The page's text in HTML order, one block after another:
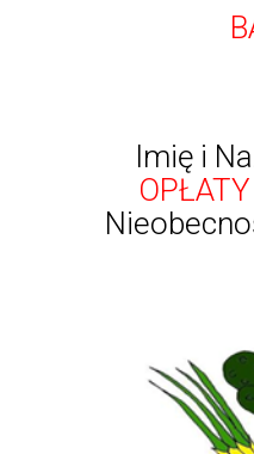
Imię i